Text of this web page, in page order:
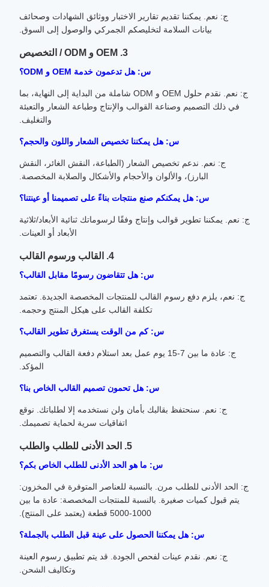
ج: نعم. يمكننا تقديم تقارير الاختبار ووثائق الشهادات وصحائف
بيانات السلامة لتخليصكم الجمركي والوصول إلى السوق.
3. OEM و ODM / التخصيص
س: هل تدعمون خدمة OEM و ODM؟
ج: نعم. نقدم حلول OEM و ODM شاملة من البداية إلى النهاية، بما
في ذلك التصميم وصناعة القوالب والإنتاج وطباعة الشعار والتعبئة
والتغليف.
س: هل يمكننا تخصيص الشعار واللون والحجم؟
ج: نعم. ندعم تخصيص الشعار (الطباعة، النقش الغائر، النقش
البارز)، والألوان والأحجام والأشكال والصلابة المخصصة.
س: هل يمكنكم صنع منتجات بناءً على تصميمنا أو عينتنا؟
ج: نعم. يمكننا تطوير قوالب وإنتاج وفقًا لرسوماتك ثنائية الأبعاد/ثلاثية
الأبعاد أو العينات.
4. القالب ورسوم القالب
س: هل تتقاضون رسومًا مقابل القالب؟
ج: نعم، يلزم دفع رسوم القالب للمنتجات المخصصة الجديدة. تعتمد
تكلفة القالب على هيكل المنتج وحجمه.
س: كم من الوقت يستغرق تطوير القالب؟
ج: عادة ما بين 7-15 يوم عمل بعد استلام دفعة القالب والتصميم
المؤكد.
س: هل تحمون تصميم القالب الخاص بنا؟
ج: نعم. سنحتفظ بقالبك بأمان ولن نستخدمه إلا لطلباتك. نوقع
اتفاقيات سرية لحماية تصميمك.
5. الحد الأدنى للطلب والطلب
س: ما هو الحد الأدنى للطلب الخاص بكم؟
ج: الحد الأدنى للطلب مرن. بالنسبة للعناصر المتوفرة في المخزون:
يتم قبول كميات صغيرة. بالنسبة للمنتجات المخصصة: عادة ما بين
1000-5000 قطعة (يعتمد على المنتج).
س: هل يمكننا الحصول على عينة قبل الطلب بالجملة؟
ج: نعم. نقدم عينات لفحص الجودة. قد يتم تطبيق رسوم العينة
وتكاليف الشحن.